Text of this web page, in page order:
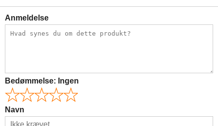
Anmeldelse
Bedømmelse: Ingen
Navn